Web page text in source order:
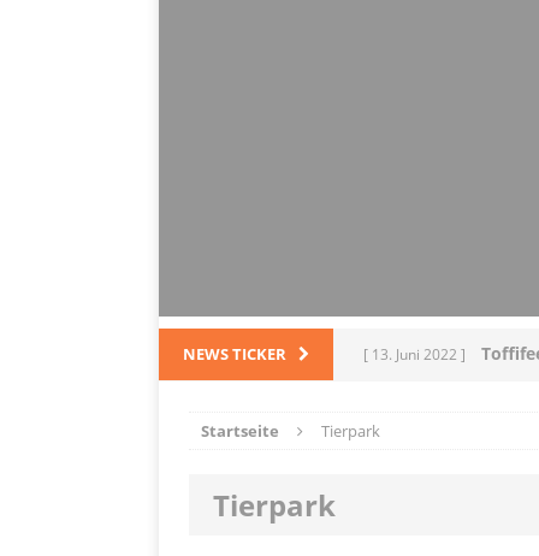
NEWS TICKER [ 13. Juni 2022 ]
Startseite Tierpark
Tierpark